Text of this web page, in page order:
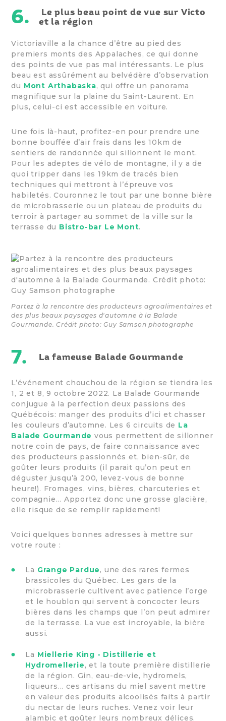
6.
Le plus beau point de vue sur Victo
et la région
Victoriaville a la chance d’être au pied des
premiers monts des Appalaches, ce qui donne
des points de vue pas mal intéressants. Le plus
beau est assûrément au belvédère d’observation
du Mont Arthabaska, qui offre un panorama
magnifique sur la plaine du Saint-Laurent. En
plus, celui-ci est accessible en voiture.
Une fois là-haut, profitez-en pour prendre une
bonne bouffée d’air frais dans les 10km de
sentiers de randonnée qui sillonnent le mont.
Pour les adeptes de vélo de montagne, il y a de
quoi tripper dans les 19km de tracés bien
techniques qui mettront à l’épreuve vos
habiletés. Couronnez le tout par une bonne bière
de microbrasserie ou un plateau de produits du
terroir à partager au sommet de la ville sur la
terrasse du Bistro-bar Le Mont.
Partez à la rencontre des producteurs agroalimentaires et
des plus beaux paysages d'automne à la Balade
Gourmande. Crédit photo: Guy Samson photographe
7. La fameuse Balade Gourmande
L’événement chouchou de la région se tiendra les
1, 2 et 8, 9 octobre 2022. La Balade Gourmande
conjugue à la perfection deux passions des
Québécois: manger des produits d’ici et chasser
les couleurs d’automne. Les 6 circuits de La
Balade Gourmande vous permettent de sillonner
notre coin de pays, de faire connaissance avec
des producteurs passionnés et, bien-sûr, de
goûter leurs produits (il parait qu’on peut en
déguster jusqu’à 200, levez-vous de bonne
heure!). Fromages, vins, bières, charcuteries et
compagnie... Apportez donc une grosse glacière,
elle risque de se remplir rapidement!
Voici quelques bonnes adresses à mettre sur
votre route :
La Grange Pardue, une des rares fermes
brassicoles du Québec. Les gars de la
microbrasserie cultivent avec patience l’orge
et le houblon qui servent à concocter leurs
bières dans les champs que l’on peut admirer
de la terrasse. La vue est incroyable, la bière
aussi.
La Miellerie King - Distillerie et
Hydromellerie, et la toute première distillerie
de la région. Gin, eau-de-vie, hydromels,
liqueurs... ces artisans du miel savent mettre
en valeur des produits alcoolisés faits à partir
du nectar de leurs ruches. Venez voir leur
alambic et goûter leurs nombreux délices.